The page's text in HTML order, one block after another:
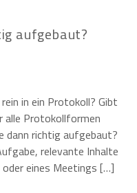
aufgebaut?
in ein Protokoll? Gibt
alle Protokollformen
dann richtig aufgebaut?
relevante Inhalte
oder eines Meetings […]